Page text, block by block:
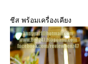
ชีส พร้อมเครื่องเคียง